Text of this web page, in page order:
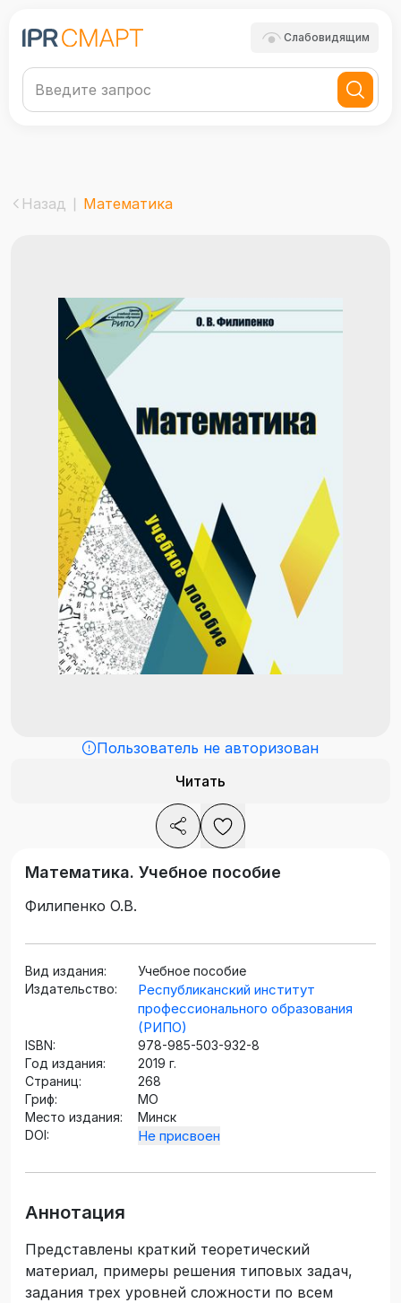
Слабовидящим
Назад Математика
Пользователь не авторизован
Читать
Математика. Учебное пособие
Филипенко О.В.
Вид издания:
Учебное пособие
Издательство:
Республиканский институт
профессионального образования
(РИПО)
ISBN:
978-985-503-932-8
Год издания:
2019 г.
Страниц:
268
Гриф:
МО
Место издания:
Минск
DOI:
Не присвоен
Аннотация
Представлены краткий теоретический
материал, примеры решения типовых задач,
задания трех уровней сложности по всем